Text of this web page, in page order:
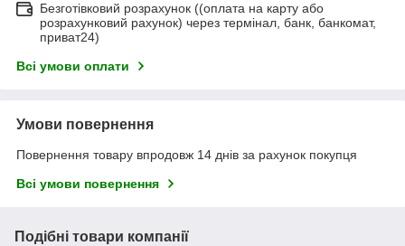
Безготівковий розрахунок ((оплата на карту або
розрахунковий рахунок) через термінал, банк, банкомат,
приват24)
Всі умови оплати
Умови повернення
Повернення товару впродовж 14 днів за рахунок покупця
Всі умови повернення
Подібні товари компанії